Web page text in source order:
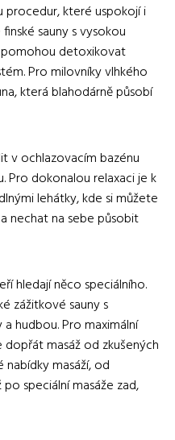
procedur, které uspokojí i
sauny s vysokou
detoxikovat
Pro milovníky vlhkého
která blahodárně působí
v ochlazovacím bazénu
Pro dokonalou relaxaci je k
lehátky, kde si můžete
nechat na sebe působit
hledají něco speciálního.
zážitkové sauny s
hudbou. Pro maximální
masáž od zkušených
masáží, od
speciální masáže zad,